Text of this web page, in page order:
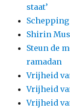
staat’
Shirin
Steun de
ramadan
Vrijheid
Vrijheid
Vrijheid